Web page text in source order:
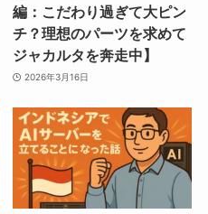
編：こだわり過ぎて大ピン
チ？理想のパーツを求めて
ジャカルタを奔走中】
2026年3月16日